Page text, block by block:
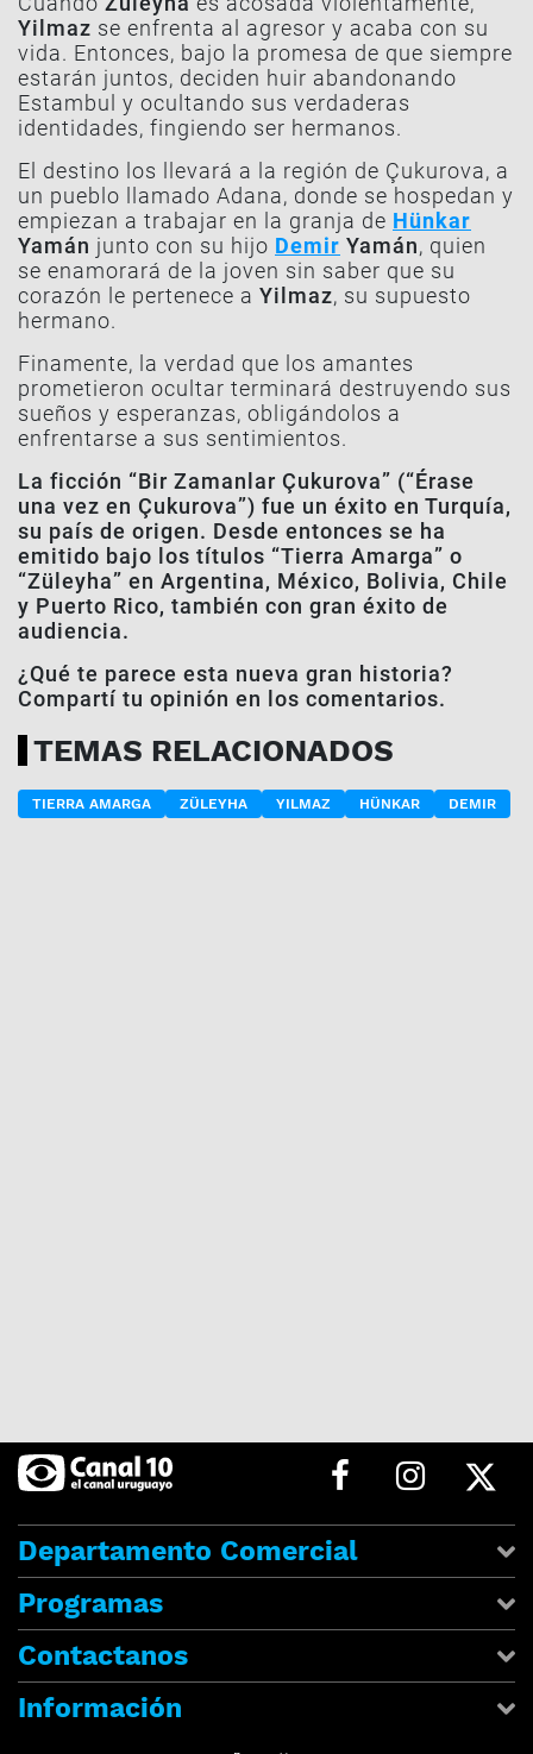
Yilmaz se enfrenta al agresor y acaba con su
vida. Entonces, bajo la promesa de que siempre
estarán juntos, deciden huir abandonando
Estambul y ocultando sus verdaderas
identidades, fingiendo ser hermanos.
El destino los llevará a la región de Çukurova, a
un pueblo llamado Adana, donde se hospedan y
empiezan a trabajar en la granja de Hünkar
Yamán junto con su hijo Demir Yamán, quien
se enamorará de la joven sin saber que su
corazón le pertenece a Yilmaz, su supuesto
hermano.
Finamente, la verdad que los amantes
prometieron ocultar terminará destruyendo sus
sueños y esperanzas, obligándolos a
enfrentarse a sus sentimientos.
La ficción “Bir Zamanlar Çukurova” (“Érase
una vez en Çukurova”) fue un éxito en Turquía,
su país de origen. Desde entonces se ha
emitido bajo los títulos “Tierra Amarga” o
“Züleyha” en Argentina, México, Bolivia, Chile
y Puerto Rico, también con gran éxito de
audiencia.
¿Qué te parece esta nueva gran historia?
Compartí tu opinión en los comentarios.
TEMAS RELACIONADOS
TIERRA AMARGA ZÜLEYHA YILMAZ HÜNKAR DEMIR
Departamento Comercial
Programas
Contactanos
Información